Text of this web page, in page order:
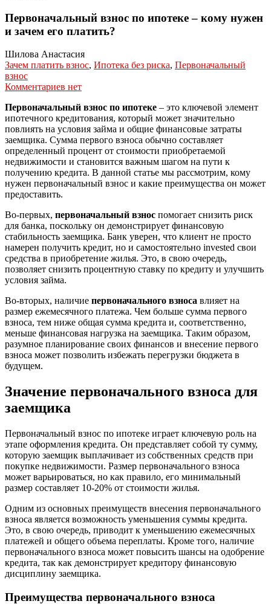
Первоначальный взнос по ипотеке – кому нужен
и зачем его платить?
Шилова Анастасия
Зачем платить взнос, Ипотека без риска, Первоначальный
взнос
Комментариев нет
Первоначальный взнос по ипотеке – это ключевой элемент
ипотечного кредитования, который может значительно
повлиять на условия займа и общие финансовые затраты
заемщика. Сумма первого взноса обычно составляет
определенный процент от стоимости приобретаемой
недвижимости и становится важным шагом на пути к
получению кредита. В данной статье мы рассмотрим, кому
нужен первоначальный взнос и какие преимущества он может
предоставить.
Во-первых, первоначальный взнос помогает снизить риск
для банка, поскольку он демонстрирует финансовую
стабильность заемщика. Банк уверен, что клиент не просто
намерен получить кредит, но и самостоятельно invested свои
средства в приобретение жилья. Это, в свою очередь,
позволяет снизить процентную ставку по кредиту и улучшить
условия займа.
Во-вторых, наличие первоначального взноса влияет на
размер ежемесячного платежа. Чем больше сумма первого
взноса, тем ниже общая сумма кредита и, соответственно,
меньше финансовая нагрузка на заемщика. Таким образом,
разумное планирование своих финансов и внесение первого
взноса может позволить избежать перегрузки бюджета в
будущем.
Значение первоначального взноса для
заемщика
Первоначальный взнос по ипотеке играет ключевую роль на
этапе оформления кредита. Он представляет собой ту сумму,
которую заемщик выплачивает из собственных средств при
покупке недвижимости. Размер первоначального взноса
может варьироваться, но как правило, его минимальный
размер составляет 10-20% от стоимости жилья.
Одним из основных преимуществ внесения первоначального
взноса является возможность уменьшения суммы кредита.
Это, в свою очередь, приводит к уменьшению ежемесячных
платежей и общего объема переплаты. Кроме того, наличие
первоначального взноса может повысить шансы на одобрение
кредита, так как демонстрирует кредитору финансовую
дисциплину заемщика.
Преимущества первоначального взноса